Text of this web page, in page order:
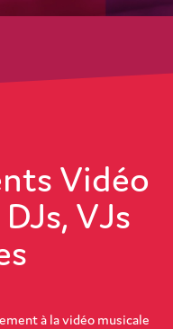
Vidéo
VJs
à la vidéo musicale